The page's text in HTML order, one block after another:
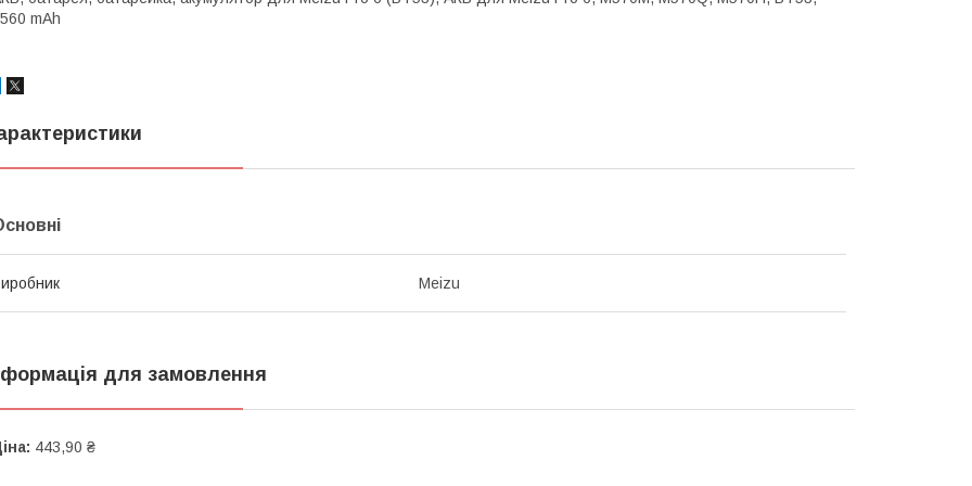
mAh
Meizu
для замовлення
443,90 ₴